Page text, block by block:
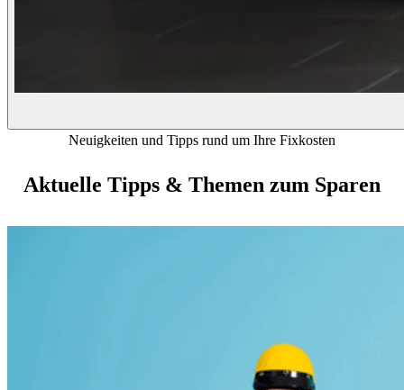
Neuigkeiten und Tipps rund um Ihre Fixkosten
Aktuelle Tipps & Themen zum Sparen